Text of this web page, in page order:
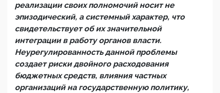
реализации своих полномочий носит не
эпизодический, а системный характер, что
свидетельствует об их значительной
интеграции в работу органов власти.
Неурегулированность данной проблемы
создает риски двойного расходования
бюджетных средств, влияния частных
организаций на государственную политику,